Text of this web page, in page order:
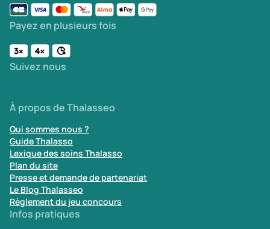
Payez en plusieurs fois
Suivez nous
À propos de Thalasseo
Qui sommes nous ?
Guide Thalasso
Lexique des soins Thalasso
Plan du site
Presse et demande de partenariat
Le Blog Thalasseo
Règlement du jeu concours
Infos pratiques